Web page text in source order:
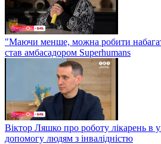
"Маючи менше, можна робити
став амбасадором Superhumans
Віктор Ляшко про роботу лікарень в
допомогу людям з інвалідністю